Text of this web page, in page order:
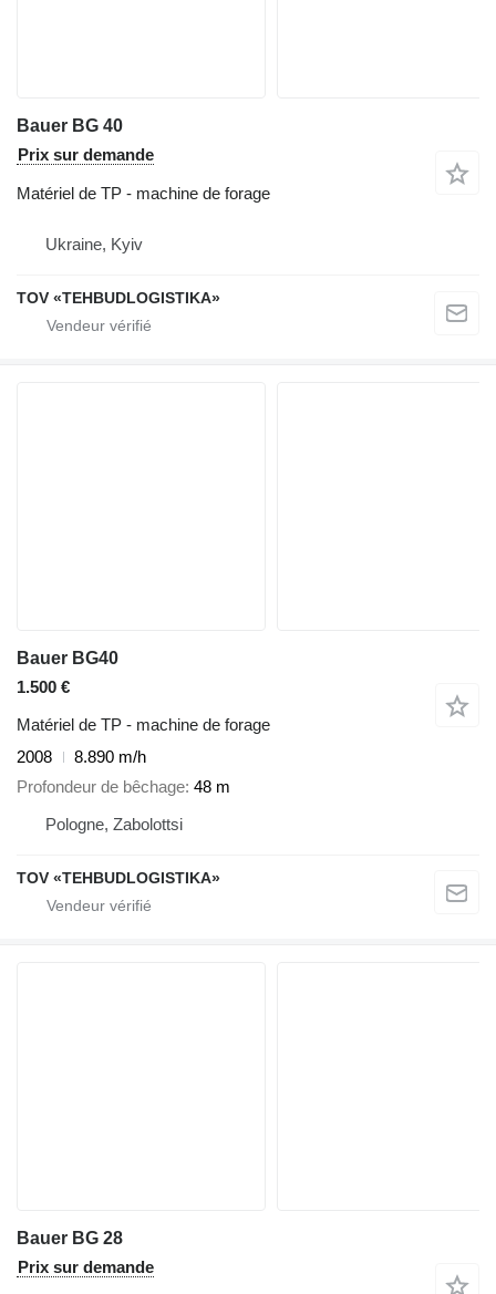
Bauer BG 40
Prix sur demande
Matériel de TP - machine de forage
Ukraine, Kyiv
TOV «TEHBUDLOGISTIKA»
Bauer BG40
1.500 €
Matériel de TP - machine de forage
2008
8.890 m/h
Profondeur de bêchage 48 m
Pologne, Zabolottsi
TOV «TEHBUDLOGISTIKA»
Bauer BG 28
Prix sur demande